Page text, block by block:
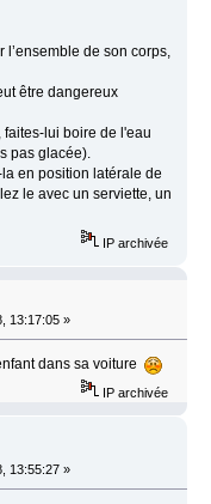
de son corps,
être dangereux
boire de l'eau
pas glacée).
en position latérale de
le avec un serviette, un
IP archivée
13:17:05 »
dans sa voiture
IP archivée
13:55:27 »